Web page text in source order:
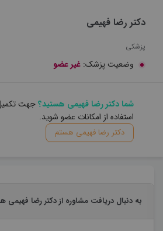
دکتر رضا فهیمی
پزشکی
وضعیت پزشک: غیر عضو
شما دکتر رضا فهیمی هستید؟جهت
استفاده از امکانات عضو شوید.
دکتر رضا فهیمی هستم
به دنبال دریافت مشاوره از دکتر رضا فهیمی